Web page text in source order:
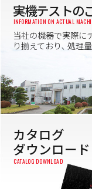
実機テストの
INFORMATION ON ACTUAL
当社の機器で実際に
り揃えており､ 処理
カタログ
ダウンロード
CATALOG DOWNLOAD